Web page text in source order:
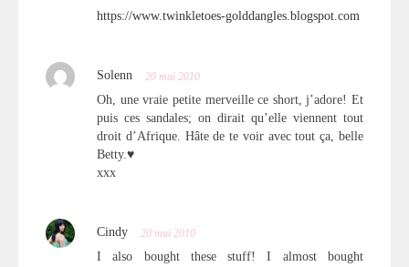
https://www.twinkletoes-golddangles.blogspot.com
Solenn 20 mai 2010
Oh, une vraie petite merveille ce short, j’adore! Et
puis ces sandales; on dirait qu’elle viennent tout
droit d’Afrique. Hâte de te voir avec tout ça, belle
Betty.♥
xxx
Cindy 20 mai 2010
I also bought these stuff! I almost bought